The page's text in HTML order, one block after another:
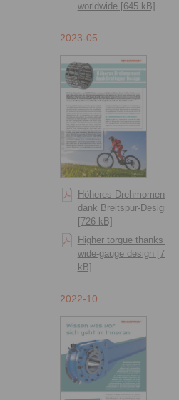
worldwide [645 kB]
2023-05
Höheres Drehmoment
dank Breitspur-Design
[726 kB]
Higher torque thanks to
wide-gauge design [724
kB]
2022-10